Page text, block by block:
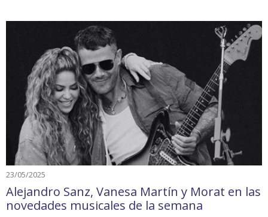
23/05/2025
Alejandro Sanz, Vanesa Martín y Morat en las
novedades musicales de la semana